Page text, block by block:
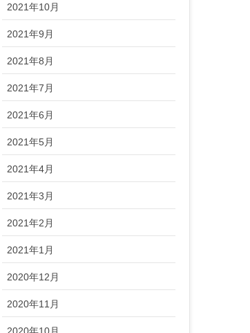
2021年10月
2021年9月
2021年8月
2021年7月
2021年6月
2021年5月
2021年4月
2021年3月
2021年2月
2021年1月
2020年12月
2020年11月
2020年10月